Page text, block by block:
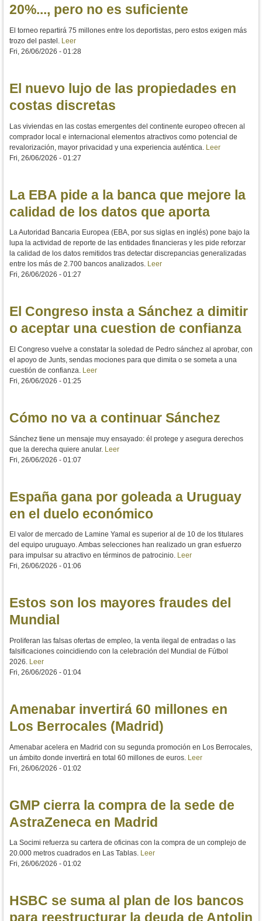
20%..., pero no es suficiente
El torneo repartirá 75 millones entre los deportistas, pero estos exigen más
trozo del pastel. Leer
Fri, 26/06/2026 - 01:28
El nuevo lujo de las propiedades en
costas discretas
Las viviendas en las costas emergentes del continente europeo ofrecen al
comprador local e internacional elementos atractivos como potencial de
revalorización, mayor privacidad y una experiencia auténtica. Leer
Fri, 26/06/2026 - 01:27
La EBA pide a la banca que mejore la
calidad de los datos que aporta
La Autoridad Bancaria Europea (EBA, por sus siglas en inglés) pone bajo la
lupa la actividad de reporte de las entidades financieras y les pide reforzar
la calidad de los datos remitidos tras detectar discrepancias generalizadas
entre los más de 2.700 bancos analizados. Leer
Fri, 26/06/2026 - 01:27
El Congreso insta a Sánchez a dimitir
o aceptar una cuestion de confianza
El Congreso vuelve a constatar la soledad de Pedro sánchez al aprobar, con
el apoyo de Junts, sendas mociones para que dimita o se someta a una
cuestión de confianza. Leer
Fri, 26/06/2026 - 01:25
Cómo no va a continuar Sánchez
Sánchez tiene un mensaje muy ensayado: él protege y asegura derechos
que la derecha quiere anular. Leer
Fri, 26/06/2026 - 01:07
España gana por goleada a Uruguay
en el duelo económico
El valor de mercado de Lamine Yamal es superior al de 10 de los titulares
del equipo uruguayo. Ambas selecciones han realizado un gran esfuerzo
para impulsar su atractivo en términos de patrocinio. Leer
Fri, 26/06/2026 - 01:06
Estos son los mayores fraudes del
Mundial
Proliferan las falsas ofertas de empleo, la venta ilegal de entradas o las
falsificaciones coincidiendo con la celebración del Mundial de Fútbol
2026. Leer
Fri, 26/06/2026 - 01:04
Amenabar invertirá 60 millones en
Los Berrocales (Madrid)
Amenabar acelera en Madrid con su segunda promoción en Los Berrocales,
un ámbito donde invertirá en total 60 millones de euros. Leer
Fri, 26/06/2026 - 01:02
GMP cierra la compra de la sede de
AstraZeneca en Madrid
La Socimi refuerza su cartera de oficinas con la compra de un complejo de
20.000 metros cuadrados en Las Tablas. Leer
Fri, 26/06/2026 - 01:02
HSBC se suma al plan de los bancos
para reestructurar la deuda de Antolin